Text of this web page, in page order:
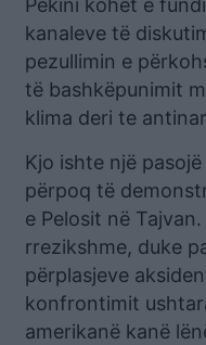
Pekini kohët e
kanaleve të
pezullimin e
të bashkëpunimit
klima deri te
Kjo ishte një
përpoq të
e Pelosit në
rrezikshme, duke
përplasjeve
konfrontimit
amerikanë kanë